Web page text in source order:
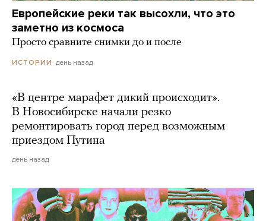
Европейские реки так высохли, что это
заметно из космоса
Просто сравните снимки до и после
ИСТОРИИ день назад
«В центре марафет дикий происходит».
В Новосибирске начали резко
ремонтировать город перед возможным
приездом Путина
день назад